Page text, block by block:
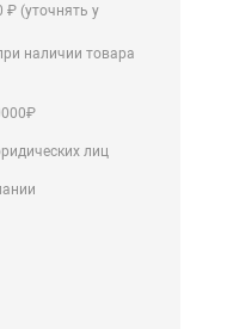
₽ (уточнять у
наличии товара
лиц